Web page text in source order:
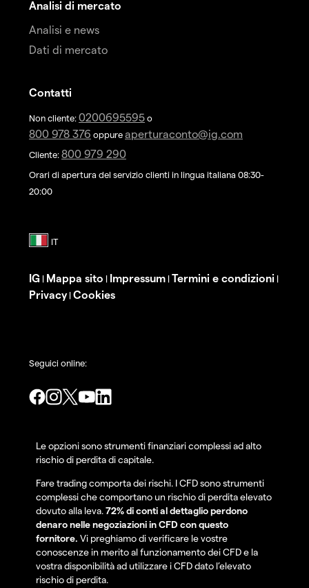
Analisi di mercato
Analisi e news
Dati di mercato
Contatti
Non cliente: 0200695595 o
800 978 376 oppure aperturaconto@ig.com
Cliente: 800 979 290
Orari di apertura del servizio clienti in lingua italiana 08:30-
20:00
IG | Mappa sito | Impressum | Termini e condizioni |
Privacy| Cookies
Seguici online:
Le opzioni sono strumenti finanziari complessi ad alto
rischio di perdita di capitale.
Fare trading comporta dei rischi. I CFD sono strumenti
complessi che comportano un rischio di perdita elevato
dovuto alla leva.72% di conti al dettaglio perdono
denaro nelle negoziazioni in CFD con questo
fornitore. Vi preghiamo di verificare le vostre
conoscenze in merito al funzionamento dei CFD e la
vostra disponibilità ad utilizzare i CFD dato l’elevato
rischio di perdita.